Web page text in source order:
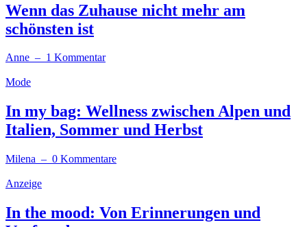
Wenn das Zuhause nicht mehr am
schönsten ist
Anne – 1 Kommentar
Mode
In my bag: Wellness zwischen Alpen und
Italien, Sommer und Herbst
Milena – 0 Kommentare
Anzeige
In the mood: Von Erinnerungen und